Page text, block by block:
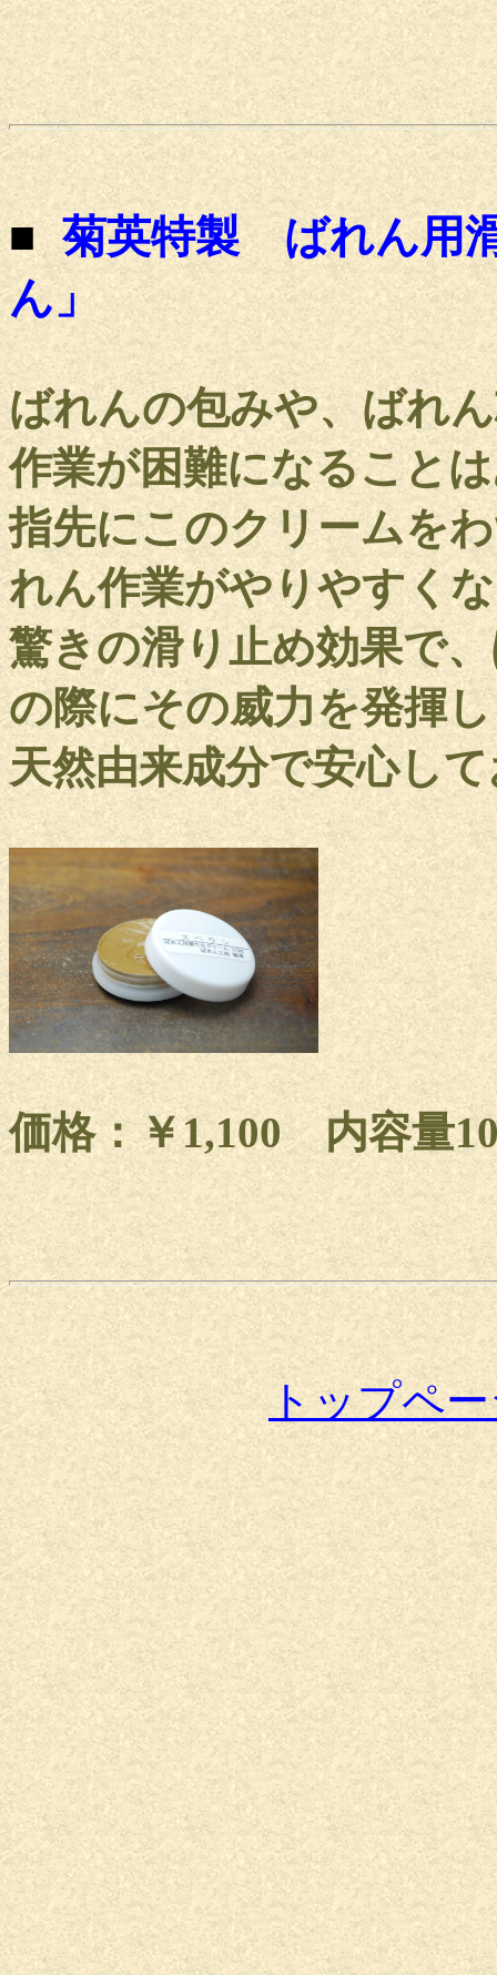
■ 菊英特製ばれん用
ん」
ばれんの包みや、ばれ
作業が困難になること
指先にこのクリームを
れん作業がやりやすく
驚きの滑り止め効果で
の際にその威力を発揮
天然由来成分で安心し
価格：￥1,100 内容量
トップペ